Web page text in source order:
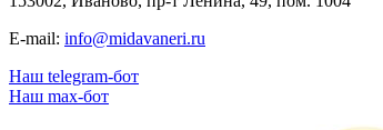
E-mail: info@midavaneri.ru
Наш telegram-бот
Наш max-бот